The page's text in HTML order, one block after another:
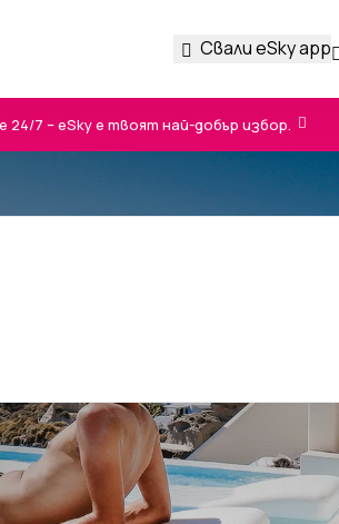
Свали eSky app
7 – eSky е твоят най-добър избор.